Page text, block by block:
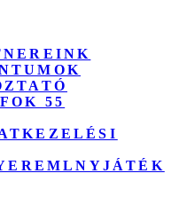
55